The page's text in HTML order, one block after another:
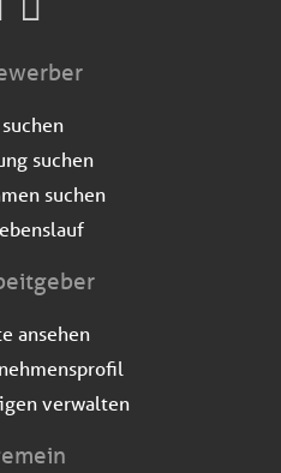
suchen
suchen
suchen
ansehen
verwalten